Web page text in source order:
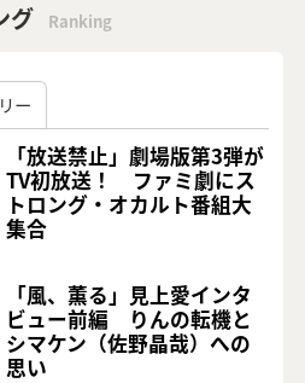
グ Ranking
ー
「放送禁止」劇場版第3弾が
TV初放送！ ファミ劇にス
トロング・オカルト番組大
集合
「風、薫る」見上愛インタ
ビュー前編 りんの転機と
シマケン（佐野晶哉）への
思い